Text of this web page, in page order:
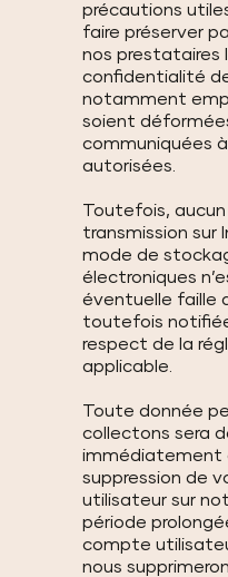
précautions
faire préserver
nos prestataires
confidentialité
notamment
soient
communiquées
autorisées.
Toutefois,
transmission sur
mode de
électroniques
éventuelle faille
toutefois
respect de la
applicable.
Toute donnée
collectons sera
immédiatement
suppression de
utilisateur sur
période
compte
nous